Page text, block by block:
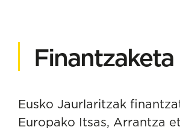
Finantzaketa
Eusko Jaurlaritzak
Europako Itsas, Arrantza